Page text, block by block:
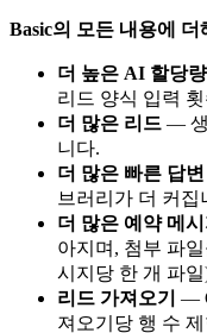
Basic의 모든 내용에 더
더 높은 AI 할당량
리드 양식 입력
더 많은 리드 — 생
니다.
더 많은 빠른 답
브러리가 더 커집
더 많은 예약 메시
아지며, 첨부 파
시지당 한 개 파일
리드 가져오기 —
져오기당 행 수